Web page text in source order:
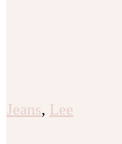
Jeans, Lee